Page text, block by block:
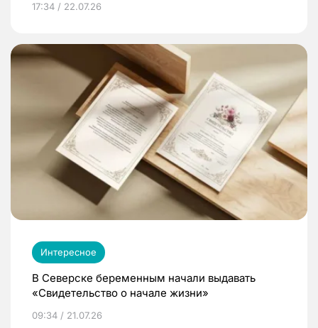
17:34 / 22.07.26
Интересное
В Северске беременным начали выдавать
«Свидетельство о начале жизни»
09:34 / 21.07.26